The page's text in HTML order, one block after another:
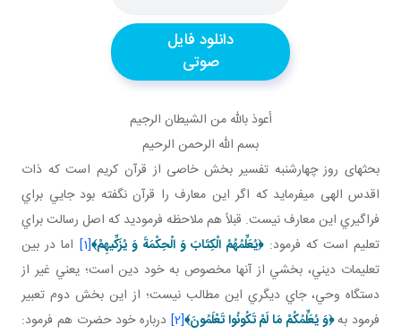
دانلود فایل
صوتی
أعوذ بالله من الشيطان الرجيم
بسم الله الرحمن الرحيم
بحث­های روز چهارشنبه تفسير بخش خاصی از قرآن کريم است که ذات
اقدس الهی می­فرمايد که اگر اين معارف را قرآن نگفته بود جايي براي
فراگيري اين معارف نيست. قبلاً هم ملاحظه فرموديد که اصل رسالت براي
تعليم است که فرمود:﴿يُعَلِّمُهُمُ الْكِتَابَ وَ الْحِكْمَةَ وَ يُزَكِّيهِمْ﴾[1]
اما در بين
تعليمات ديني، بخشي از آنها مخصوص به خود دين است؛ يعني غير از
دستگاه وحي، جاي ديگري اين مطالب نيست؛ از اين بخش دوم تعبير
فرمود به﴿وَ يُعَلِّمُكُمْ مَا لَمْ تَكُونُوا تَعْلَمُونَ﴾[2]
درباره خود حضرت هم فرمود: